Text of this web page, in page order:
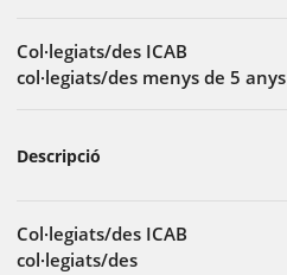
Col·legiats/des ICAB
col·legiats/des menys de 5 anys
Descripció
Col·legiats/des ICAB
col·legiats/des